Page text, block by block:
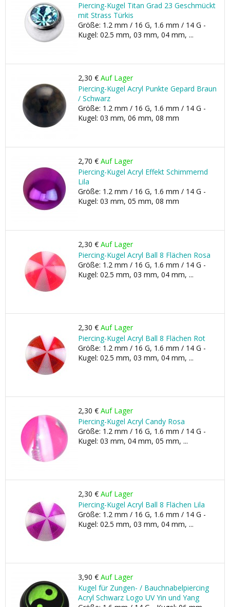
Piercing-Kugel Titan Grad 23 Geschmückt
mit Strass Türkis
Größe: 1.2 mm / 16 G, 1.6 mm / 14 G -
Kugel: 02.5 mm, 03 mm, 04 mm, ...
2,30 € Auf Lager
Piercing-Kugel Acryl Punkte Gepard Braun
/ Schwarz
Größe: 1.2 mm / 16 G, 1.6 mm / 14 G -
Kugel: 03 mm, 06 mm, 08 mm
2,70 € Auf Lager
Piercing-Kugel Acryl Effekt Schimmernd
Lila
Größe: 1.2 mm / 16 G, 1.6 mm / 14 G -
Kugel: 03 mm, 05 mm, 08 mm
2,30 € Auf Lager
Piercing-Kugel Acryl Ball 8 Flächen Rosa
Größe: 1.2 mm / 16 G, 1.6 mm / 14 G -
Kugel: 02.5 mm, 03 mm, 04 mm, ...
2,30 € Auf Lager
Piercing-Kugel Acryl Ball 8 Flächen Rot
Größe: 1.2 mm / 16 G, 1.6 mm / 14 G -
Kugel: 02.5 mm, 03 mm, 04 mm, ...
2,30 € Auf Lager
Piercing-Kugel Acryl Candy Rosa
Größe: 1.2 mm / 16 G, 1.6 mm / 14 G -
Kugel: 03 mm, 04 mm, 05 mm, ...
2,30 € Auf Lager
Piercing-Kugel Acryl Ball 8 Flächen Lila
Größe: 1.2 mm / 16 G, 1.6 mm / 14 G -
Kugel: 02.5 mm, 03 mm, 04 mm, ...
3,90 € Auf Lager
Kugel für Zungen- / Bauchnabelpiercing
Acryl Schwarz Logo UV Yin und Yang